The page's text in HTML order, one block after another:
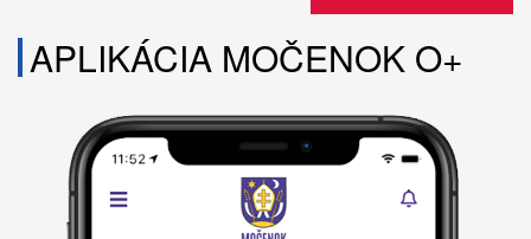
APLIKÁCIA MOČENOK O+